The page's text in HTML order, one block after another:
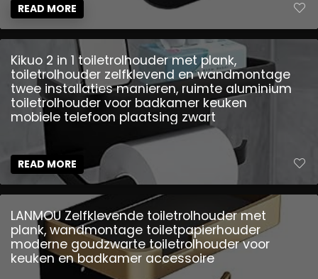
READ MORE
Kikuo 2 in 1 toiletrolhouder met plank,
toiletrolhouder zelfklevend en wandmontage
twee installaties manieren, ruimte aluminium
toiletrolhouder voor badkamer keuken
mobiele telefoon plaatsing zwart
READ MORE
LANMOU Zelfklevende toiletrolhouder met
plank, wandmontage toiletpapierhouder
moderne goudzwarte toiletrolhouder voor
keuken en badkamer accessoire